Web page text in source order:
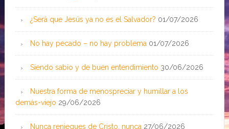
¿Será que Jesús ya no es el Salvador? 01/07/2026
No hay pecado – no hay problema 01/07/2026
Siendo sabio y de buen entendimiento 30/06/2026
Nuestra forma de menospreciar y humillar a los
demás-viejo 29/06/2026
Nunca reniegues de Cristo, nunca 27/06/2026